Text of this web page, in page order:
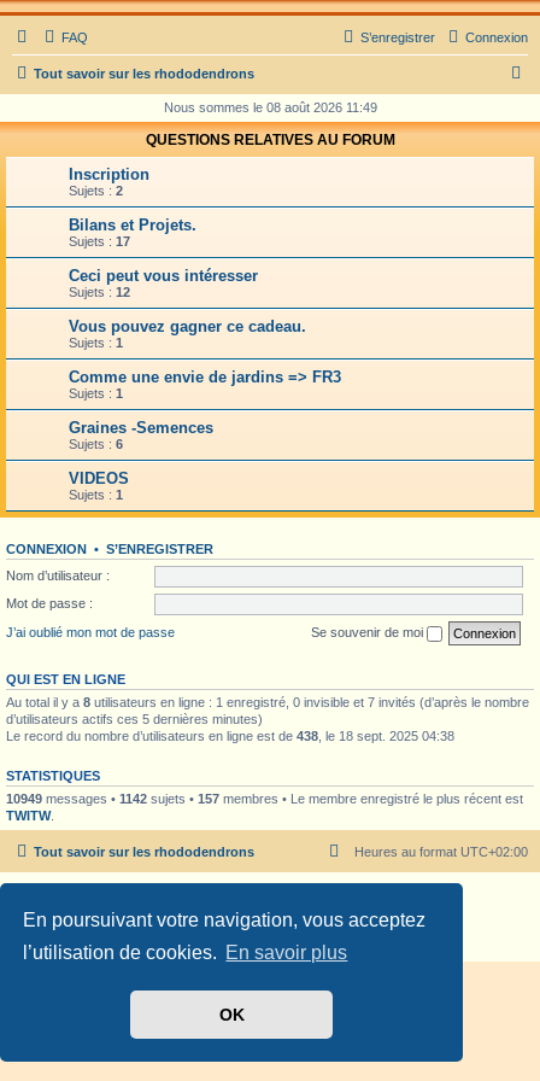
En poursuivant votre navigation, vous acceptez
l’utilisation de cookies. En savoir plus
OK
FAQ Connexion
S’enregistrer
Tout savoir sur les rhododendrons
c
h
Nous sommes le 08 août 2026 11:49
QUESTIONS RELATIVES AU FORUM
Inscription
Sujets : 2
Bilans et Projets.
Sujets : 17
Ceci peut vous intéresser
Sujets : 12
Vous pouvez gagner ce cadeau.
Sujets : 1
Comme une envie de jardins => FR3
Sujets : 1
Graines -Semences
Sujets : 6
VIDEOS
Sujets : 1
CONNEXION • S’ENREGISTRER
Nom d’utilisateur :
Mot de passe :
J’ai oublié mon mot de passe
Se souvenir de moi
QUI EST EN LIGNE
Au total il y a 8 utilisateurs en ligne : 1 enregistré, 0 invisible et 7 invités (d’après le nombre
d’utilisateurs actifs ces 5 dernières minutes)
Le record du nombre d’utilisateurs en ligne est de 438 , le 18 sept. 2025 04:38
STATISTIQUES
10949 messages • 1142 sujets • 157 membres • Le membre enregistré le plus récent est
TWITW.
Tout savoir sur les rhododendrons Heures au format UTC+02:00
Traduit parphpBB-fr.com